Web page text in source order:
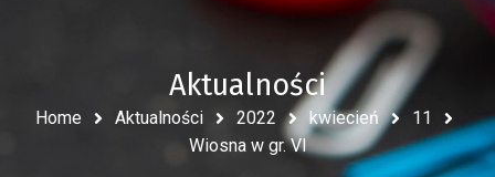
Aktualności
Home Aktualności 2022 kwiecień
11
Wiosna w gr. VI